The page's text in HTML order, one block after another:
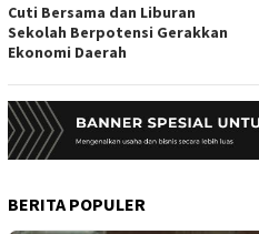
Cuti Bersama dan Liburan
Sekolah Berpotensi Gerakkan
Ekonomi Daerah
BERITA POPULER